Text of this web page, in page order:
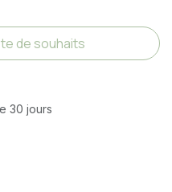
de souhaits
30 jours